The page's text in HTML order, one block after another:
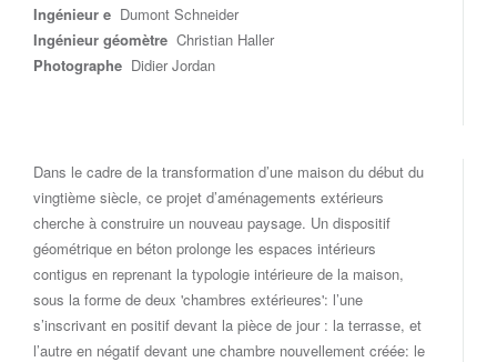
Ingénieur e Dumont Schneider
Ingénieur géomètre Christian Haller
Photographe Didier Jordan
Dans le cadre de la transformation d’une maison du début du
vingtième siècle, ce projet d’aménagements extérieurs
cherche à construire un nouveau paysage. Un dispositif
géométrique en béton prolonge les espaces intérieurs
contigus en reprenant la typologie intérieure de la maison,
sous la forme de deux 'chambres extérieures': l’une
s’inscrivant en positif devant la pièce de jour : la terrasse, et
l’autre en négatif devant une chambre nouvellement créée: le